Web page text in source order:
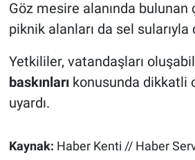
Göz mesire alanında bulunan
piknik alanları da sel sularıyla
Yetkililer, vatandaşları
baskınlarıkonusunda dikkatli
uyardı.
Kaynak: Haber Kenti // Haber